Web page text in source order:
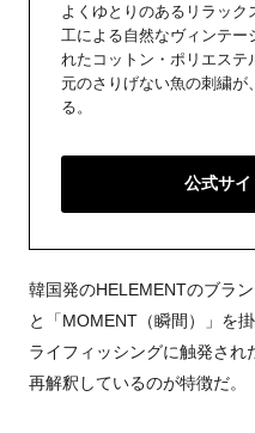
よくゆとりのあるリラック
工による自然なヴィンテー
れたコットン・ポリエステ
元のさりげない魚の刺繍が
る。
公式サ
韓国発のHELEMENTのブラ
と「MOMENT（瞬間）」を
ライフィッシングに触発され
再解釈しているのが特徴だ。